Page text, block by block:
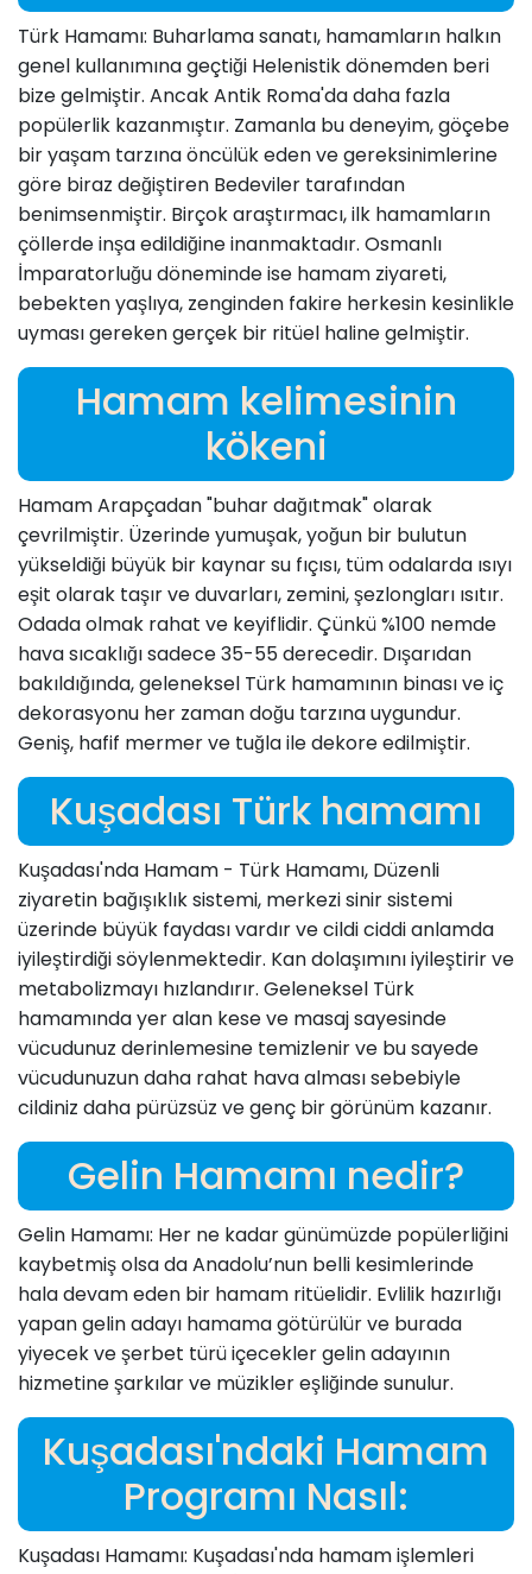
Türk Hamamı: Buharlama sanatı, hamamların halkın
genel kullanımına geçtiği Helenistik dönemden beri
bize gelmiştir. Ancak Antik Roma'da daha fazla
popülerlik kazanmıştır. Zamanla bu deneyim, göçebe
bir yaşam tarzına öncülük eden ve gereksinimlerine
göre biraz değiştiren Bedeviler tarafından
benimsenmiştir. Birçok araştırmacı, ilk hamamların
çöllerde inşa edildiğine inanmaktadır. Osmanlı
İmparatorluğu döneminde ise hamam ziyareti,
bebekten yaşlıya, zenginden fakire herkesin kesinlikle
uyması gereken gerçek bir ritüel haline gelmiştir.
Hamam kelimesinin
kökeni
Hamam Arapçadan "buhar dağıtmak" olarak
çevrilmiştir. Üzerinde yumuşak, yoğun bir bulutun
yükseldiği büyük bir kaynar su fıçısı, tüm odalarda ısıyı
eşit olarak taşır ve duvarları, zemini, şezlongları ısıtır.
Odada olmak rahat ve keyiflidir. Çünkü %100 nemde
hava sıcaklığı sadece 35-55 derecedir. Dışarıdan
bakıldığında, geleneksel Türk hamamının binası ve iç
dekorasyonu her zaman doğu tarzına uygundur.
Geniş, hafif mermer ve tuğla ile dekore edilmiştir.
Kuşadası Türk hamamı
Kuşadası'nda Hamam - Türk Hamamı, Düzenli
ziyaretin bağışıklık sistemi, merkezi sinir sistemi
üzerinde büyük faydası vardır ve cildi ciddi anlamda
iyileştirdiği söylenmektedir. Kan dolaşımını iyileştirir ve
metabolizmayı hızlandırır. Geleneksel Türk
hamamında yer alan kese ve masaj sayesinde
vücudunuz derinlemesine temizlenir ve bu sayede
vücudunuzun daha rahat hava alması sebebiyle
cildiniz daha pürüzsüz ve genç bir görünüm kazanır.
Gelin Hamamı nedir?
Gelin Hamamı: Her ne kadar günümüzde popülerliğini
kaybetmiş olsa da Anadolu’nun belli kesimlerinde
hala devam eden bir hamam ritüelidir. Evlilik hazırlığı
yapan gelin adayı hamama götürülür ve burada
yiyecek ve şerbet türü içecekler gelin adayının
hizmetine şarkılar ve müzikler eşliğinde sunulur.
Kuşadası'ndaki Hamam
Programı Nasıl:
Kuşadası Hamamı: Kuşadası'nda hamam işlemleri